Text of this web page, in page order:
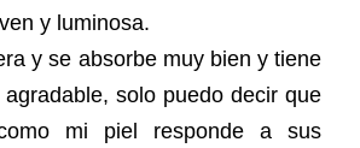
y luminosa.
y se absorbe muy bien y tiene
solo puedo decir que
mi piel responde a sus